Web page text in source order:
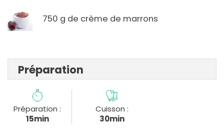
750 g de crème de marrons
Préparation
Préparation :
15min
Cuisson :
30min